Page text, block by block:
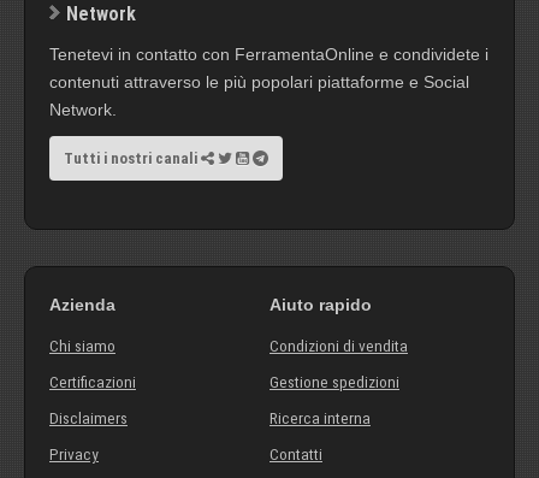
Network
Tenetevi in contatto con FerramentaOnline e condividete i
contenuti attraverso le più popolari piattaforme e Social
Network.
Tutti i nostri canali
Azienda
Chi siamo
Certificazioni
Disclaimers
Privacy
Aiuto rapido
Condizioni di vendita
Gestione spedizioni
Ricerca interna
Contatti